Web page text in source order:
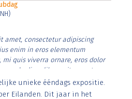
amet, consectetur adipiscing
enim in eros elementum
mi quis viverra ornare, eros dolor
diam libero vitae erat.
et justo cursus id rutrum lorem
vitae risus tristique posuere.
unieke ééndags expositie.
Eilanden. Dit jaar in het